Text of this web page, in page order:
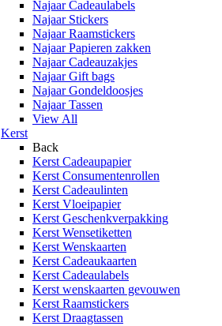
Najaar Cadeaulabels
Najaar Stickers
Najaar Raamstickers
Najaar Papieren zakken
Najaar Cadeauzakjes
Najaar Gift bags
Najaar Gondeldoosjes
Najaar Tassen
View All
Kerst
Back
Kerst Cadeaupapier
Kerst Consumentenrollen
Kerst Cadeaulinten
Kerst Vloeipapier
Kerst Geschenkverpakking
Kerst Wensetiketten
Kerst Wenskaarten
Kerst Cadeaukaarten
Kerst Cadeaulabels
Kerst wenskaarten gevouwen
Kerst Raamstickers
Kerst Draagtassen